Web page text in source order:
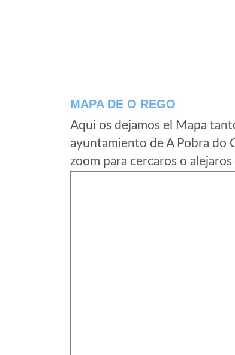
MAPA DE O REGO
Aqui os dejamos el Mapa
ayuntamiento de A Pobra do
zoom para cercaros o